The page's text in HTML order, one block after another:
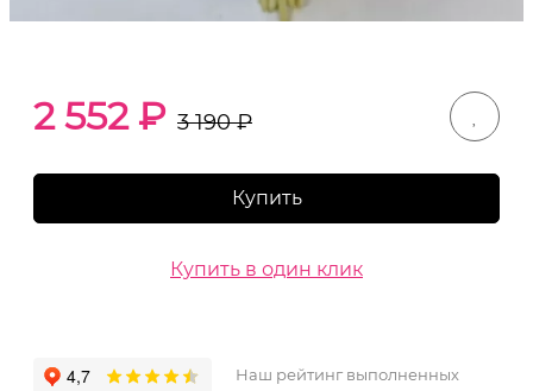
2 552₽ 3 190₽
Купить
Купить в один клик
Наш рейтинг выполненных